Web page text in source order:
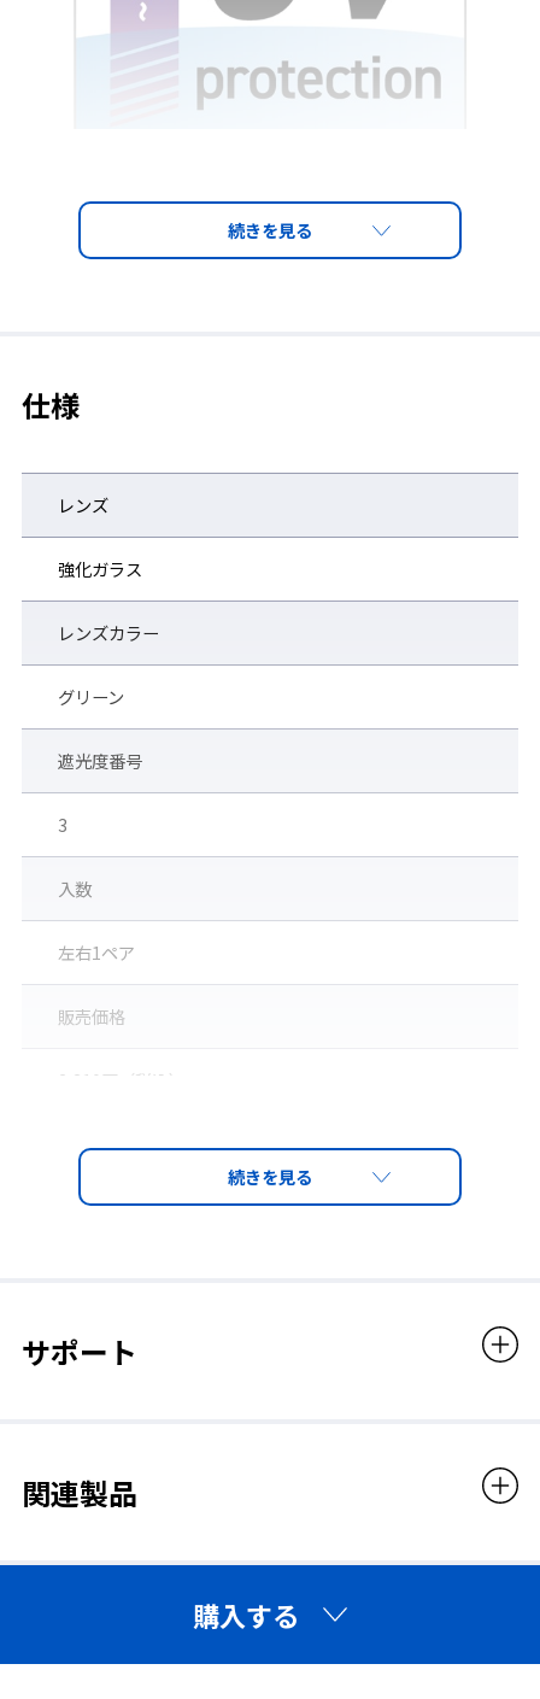
◆見学者や現場通過者など、
直接作業者以外も遮光めがね
が必要です◆
らの有害光線を受けたりして、その後眼がはれて痛
んだというケースがよくあります。これらのケースを
防ぐためにも、サイドシールド付やアイカップ型の
くなり過ぎない #1.4、#1.7など、状況に応じてお選
仕様
レンズ
強化ガラス
レンズカラー
グリーン
遮光度番号
3
入数
左右1ペア
販売価格
2,310円（税込）
サポート
関連製品
購入する